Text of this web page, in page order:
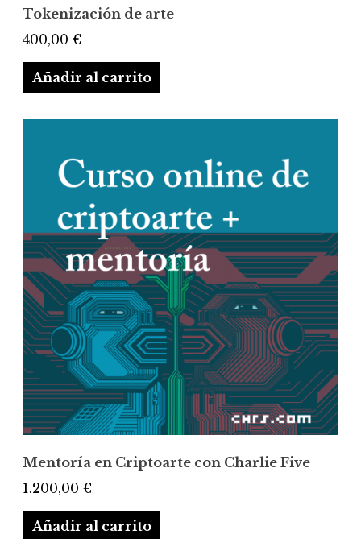
Tokenización de arte
400,00 €
Añadir al carrito
Mentoría en Criptoarte con Charlie Five
1.200,00 €
Añadir al carrito